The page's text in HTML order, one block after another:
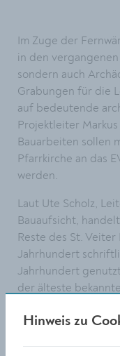
Im Zuge der
in den
sondern auch
Grabungen für die
auf bedeutende
Projektleiter
Bauarbeiten sollen
Pfarrkirche an das
werden.
Laut Ute Scholz,
Bauaufsicht,
Reste des St.
Jahrhundert
Jahrhundert
der älteste
sorgfältig
Hinweis zu